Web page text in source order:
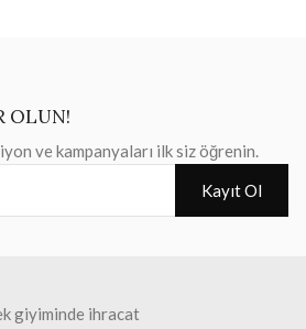
OLUN!
ve kampanyaları ilk siz öğrenin.
Kayıt Ol
giyiminde ihracat